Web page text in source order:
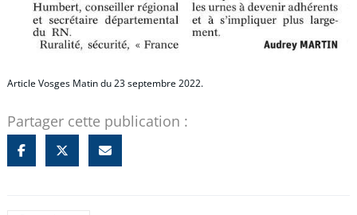
Article Vosges Matin du 23 septembre 2022.
Partager cette publication :